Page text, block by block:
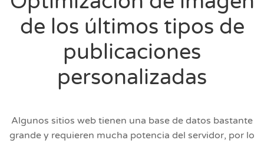
de los últimos tipos de
publicaciones
personalizadas
Algunos sitios web tienen una base de datos bastante
grande y requieren mucha potencia del servidor, por lo